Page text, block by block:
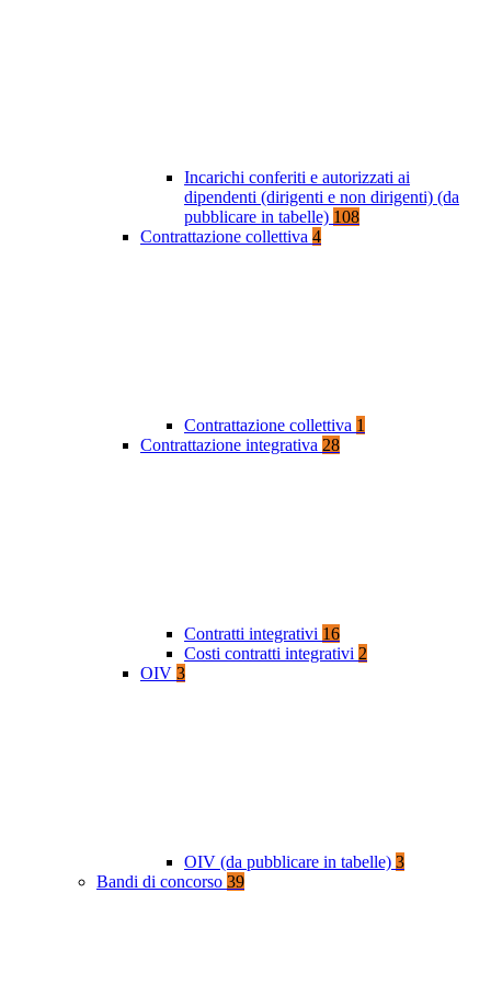
Incarichi conferiti e autorizzati ai
dipendenti (dirigenti e non dirigenti) (da
pubblicare in tabelle) 108
Contrattazione collettiva 4
Contrattazione collettiva 1
Contrattazione integrativa 28
Contratti integrativi 16
Costi contratti integrativi 2
OIV 3
OIV (da pubblicare in tabelle) 3
Bandi di concorso 39